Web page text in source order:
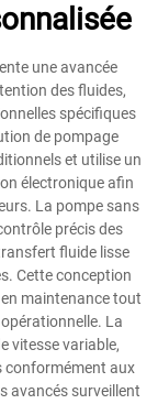
une avancée
des fluides,
spécifiques
de pompage
et utilise un
électronique afin
La pompe sans
précis des
fluide lisse
Cette conception
maintenance tout
La
vitesse variable,
conformément aux
avancés surveillent